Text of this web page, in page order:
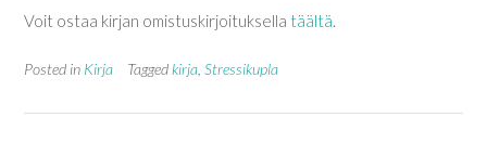
Voit ostaa kirjan omistuskirjoituksella täältä.
Posted in Kirja Taggedkirja Stressikupla